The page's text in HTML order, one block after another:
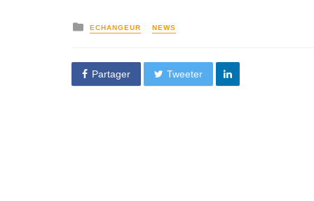
ECHANGEUR NEWS
Partager Tweeter